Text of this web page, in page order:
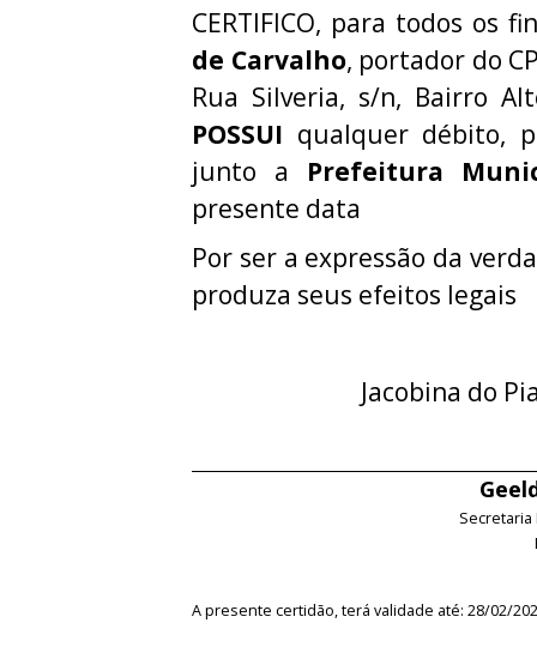
CERTIFICO, para todos os
de Carvalho, portador do
Rua Silveria, s/n, Bairro
POSSUI qualquer débito,
junto a Prefeitura
presente data
Por ser a expressão da
produza seus efeitos legais
Jacobina do
A presente certidão, terá validade até: 28/02/